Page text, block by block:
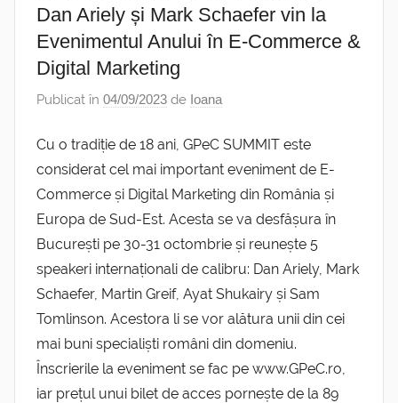
Dan Ariely și Mark Schaefer vin la
Evenimentul Anului în E-Commerce &
Digital Marketing
Publicat în 04/09/2023 de Ioana
Cu o tradiție de 18 ani, GPeC SUMMIT este
considerat cel mai important eveniment de E-
Commerce și Digital Marketing din România și
Europa de Sud-Est. Acesta se va desfășura în
București pe 30-31 octombrie și reunește 5
speakeri internaționali de calibru: Dan Ariely, Mark
Schaefer, Martin Greif, Ayat Shukairy și Sam
Tomlinson. Acestora li se vor alătura unii din cei
mai buni specialiști români din domeniu.
Înscrierile la eveniment se fac pe www.GPeC.ro,
iar prețul unui bilet de acces pornește de la 89